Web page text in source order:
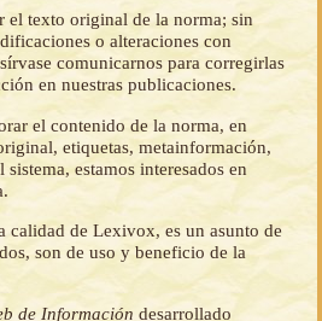
el texto original de la norma; sin
o alteraciones con
comunicarnos para corregirlas
en nuestras publicaciones.
el contenido de la norma, en
etiquetas, metainformación,
estamos interesados en
calidad de Lexivox, es un asunto de
son de uso y beneficio de la
de Información desarrollado